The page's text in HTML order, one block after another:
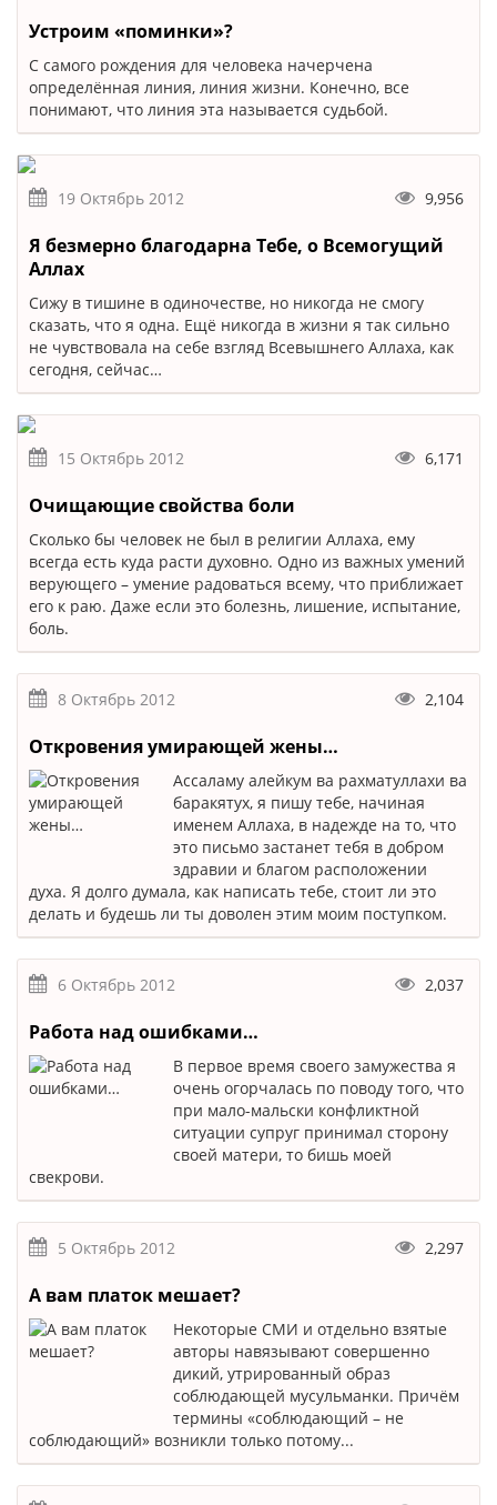
Устроим «поминки»?
С самого рождения для человека начерчена
определённая линия, линия жизни. Конечно, все
понимают, что линия эта называется судьбой.
19 Октябрь 2012 9,956
Я безмерно благодарна Тебе, о Всемогущий
Аллах
Сижу в тишине в одиночестве, но никогда не смогу
сказать, что я одна. Ещё никогда в жизни я так сильно
не чувствовала на себе взгляд Всевышнего Аллаха, как
сегодня, сейчас…
15 Октябрь 2012 6,171
Очищающие свойства боли
Сколько бы человек не был в религии Аллаха, ему
всегда есть куда расти духовно. Одно из важных умений
верующего – умение радоваться всему, что приближает
его к раю. Даже если это болезнь, лишение, испытание,
боль.
8 Октябрь 2012 2,104
Откровения умирающей жены…
Ассаламу алейкум ва рахматуллахи ва
баракятух, я пишу тебе, начиная
именем Аллаха, в надежде на то, что
это письмо застанет тебя в добром
здравии и благом расположении
духа. Я долго думала, как написать тебе, стоит ли это
делать и будешь ли ты доволен этим моим поступком.
6 Октябрь 2012 2,037
Работа над ошибками…
В первое время своего замужества я
очень огорчалась по поводу того, что
при мало-мальски конфликтной
ситуации супруг принимал сторону
своей матери, то бишь моей
свекрови.
5 Октябрь 2012 2,297
А вам платок мешает?
Некоторые СМИ и отдельно взятые
авторы навязывают совершенно
дикий, утрированный образ
соблюдающей мусульманки. Причём
термины «соблюдающий – не
соблюдающий» возникли только потому...